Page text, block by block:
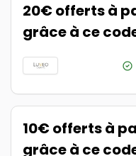
20€ offerts à
grâce à ce
10€ offerts à
grâce à ce